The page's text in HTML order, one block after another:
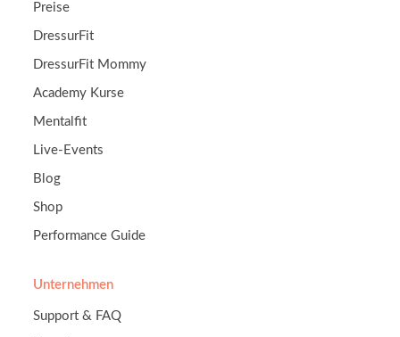
Preise
DressurFit
DressurFit Mommy
Academy Kurse
Mentalfit
Live-Events
Blog
Shop
Performance Guide
Unternehmen
Support & FAQ